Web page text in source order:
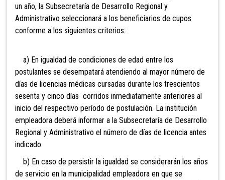
un año, la Subsecretaría de Desarrollo Regional y
Administrativo seleccionará a los beneficiarios de cupos
conforme a los siguientes criterios:
a) En igualdad de condiciones de edad entre los
postulantes se desempatará atendiendo al mayor número de
días de licencias médicas cursadas durante los trescientos
sesenta y cinco días corridos inmediatamente anteriores al
inicio del respectivo período de postulación. La institución
empleadora deberá informar a la Subsecretaría de Desarrollo
Regional y Administrativo el número de días de licencia antes
indicado.
b) En caso de persistir la igualdad se considerarán los años
de servicio en la municipalidad empleadora en que se